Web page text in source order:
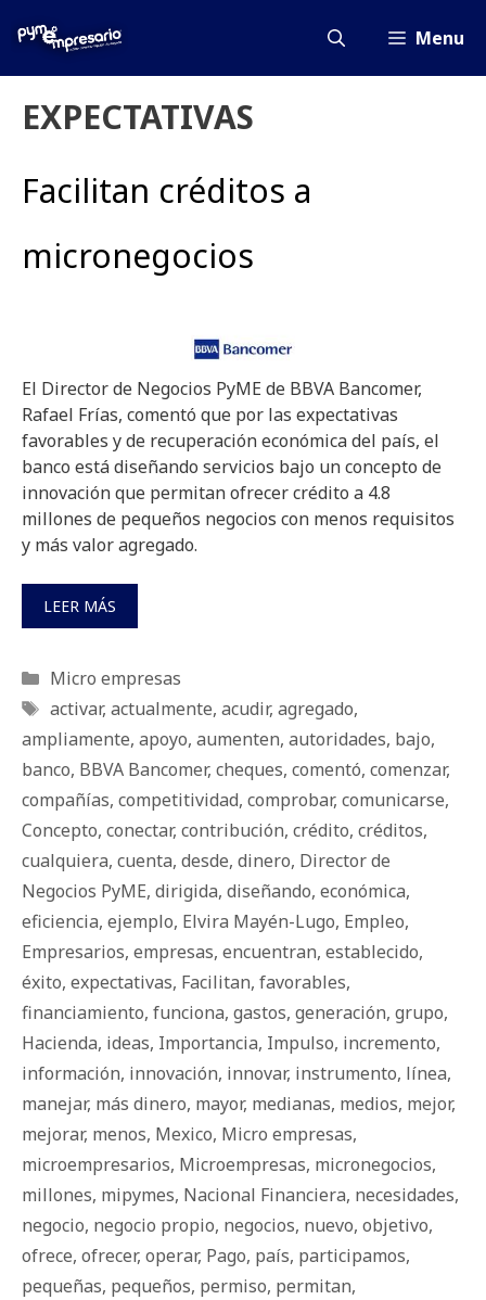
Menu
EXPECTATIVAS
Facilitan créditos a
micronegocios
El Director de Negocios PyME de BBVA Bancomer,
Rafael Frías, comentó que por las expectativas
favorables y de recuperación económica del país, el
banco está diseñando servicios bajo un concepto de
innovación que permitan ofrecer crédito a 4.8
millones de pequeños negocios con menos requisitos
y más valor agregado.
LEER MÁS
Categorías
Micro empresas
Etiquetas
activar, actualmente, acudir, agregado,
ampliamente, apoyo, aumenten, autoridades, bajo,
banco, BBVA Bancomer, cheques, comentó, comenzar,
compañías, competitividad, comprobar, comunicarse,
Concepto, conectar, contribución, crédito, créditos,
cualquiera, cuenta, desde, dinero, Director de
Negocios PyME, dirigida, diseñando, económica,
eficiencia, ejemplo, Elvira Mayén-Lugo, Empleo,
Empresarios, empresas, encuentran, establecido,
éxito, expectativas, Facilitan, favorables,
financiamiento, funciona, gastos, generación, grupo,
Hacienda, ideas, Importancia, Impulso, incremento,
información, innovación, innovar, instrumento, línea,
manejar, más dinero, mayor, medianas, medios, mejor,
mejorar, menos, Mexico, Micro empresas,
microempresarios, Microempresas, micronegocios,
millones, mipymes, Nacional Financiera, necesidades,
negocio, negocio propio, negocios, nuevo, objetivo,
ofrece, ofrecer, operar, Pago, país, participamos,
pequeñas, pequeños, permiso, permitan,